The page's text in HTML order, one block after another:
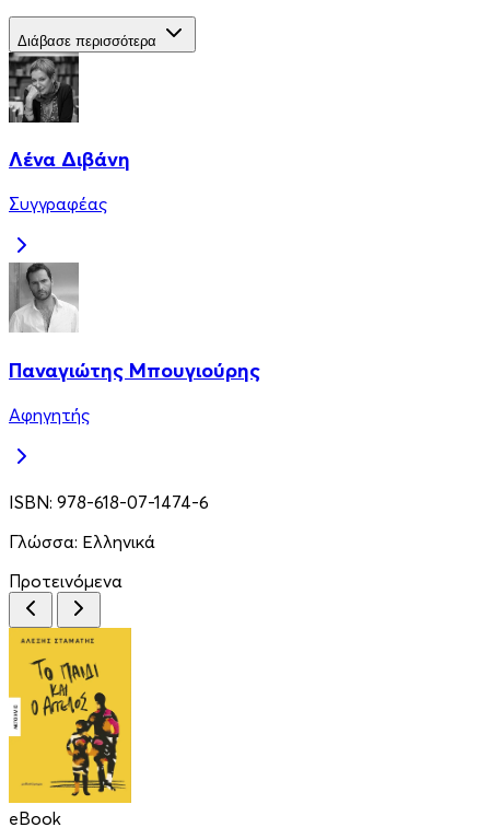
Διάβασε περισσότερα
Λένα Διβάνη
Συγγραφέας
Παναγιώτης Μπουγιούρης
Αφηγητής
ISBN: 978-618-07-1474-6
Γλώσσα: Ελληνικά
Προτεινόμενα
eBook